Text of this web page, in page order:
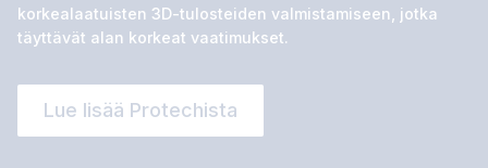
korkealaatuisten 3D-tulosteiden valmistamiseen, jotka
täyttävät alan korkeat vaatimukset.
Lue lisää Protechista